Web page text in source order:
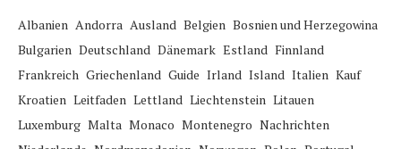
Albanien Andorra Ausland Belgien Bosnien und Herzegowina
Bulgarien Deutschland Dänemark Estland Finnland
Frankreich Griechenland Guide Irland Island Italien Kauf
Kroatien Leitfaden Lettland Liechtenstein Litauen
Luxemburg Malta Monaco Montenegro Nachrichten